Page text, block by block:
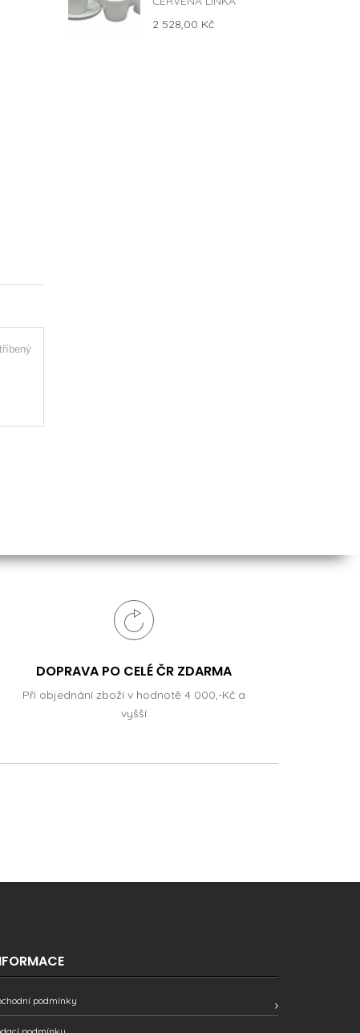
2 528,00 Kč
DOPRAVA PO CELÉ ČR ZDARMA
Při objednání zboží v hodnotě 4 000,-Kč a
vyšší
podmínky
podmínky